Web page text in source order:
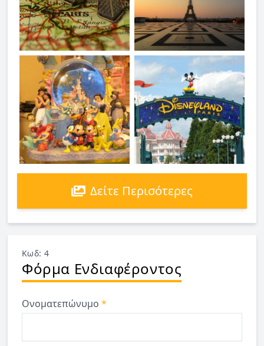
Δείτε Περισότερες
Κωδ: 4
Φόρμα Ενδιαφέροντος
Ονοματεπώνυμο *